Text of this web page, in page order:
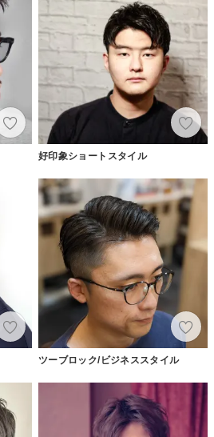
好印象ショートスタイル
ツーブロック/ビジネススタイル